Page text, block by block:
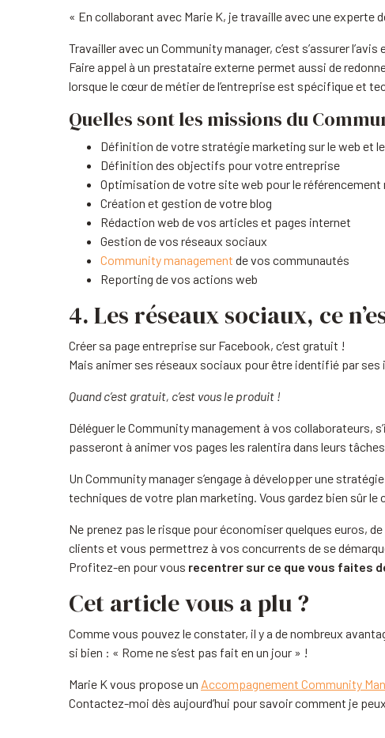
« En collaborant avec Marie K, je travaille avec une experte
Travailler avec un Community manager, c’est s’assurer
Faire appel à un prestataire externe permet aussi de
lorsque le cœur de métier de l’entreprise est spécifique et
Quelles sont les missions du
Définition de votre stratégie marketing sur le web et
Définition des objectifs pour votre entreprise
Optimisation de votre site web pour le référencement
Création et gestion de votre blog
Rédaction web de vos articles et pages internet
Gestion de vos réseaux sociaux
Community management de vos communautés
Reporting de vos actions web
4. Les réseaux sociaux, ce
Créer sa page entreprise sur Facebook, c’est gratuit !
Mais animer ses réseaux sociaux pour être identifié par
Quand c’est gratuit, c’est vous le produit !
Déléguer le Community management à vos collaborateurs,
passeront à animer vos pages les ralentira dans leurs
Un Community manager s’engage à développer une
techniques de votre plan marketing. Vous gardez bien sûr
Ne prenez pas le risque pour économiser quelques euros,
clients et vous permettrez à vos concurrents de se
Profitez-en pour vous recentrer sur ce que vous faites
Cet article vous a plu ?
Comme vous pouvez le constater, il y a de nombreux
si bien : « Rome ne s’est pas fait en un jour » !
Marie K vous propose un Accompagnement Community
Contactez-moi dès aujourd’hui pour savoir comment je